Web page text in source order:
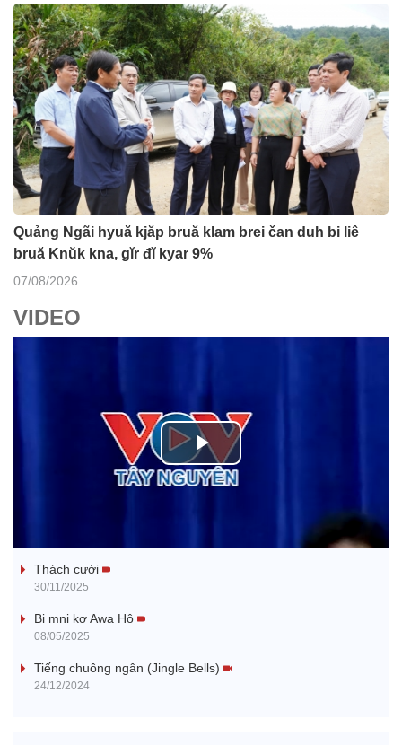
Quảng Ngãi hyuă kjăp bruă klam brei čan duh bi liê
bruă Knŭk kna, gĭr đĭ kyar 9%
07/08/2026
VIDEO
P
a
i
Thách cưới
30/11/2025
Bi mni kơ Awa Hô
08/05/2025
Tiếng chuông ngân (Jingle Bells)
24/12/2024